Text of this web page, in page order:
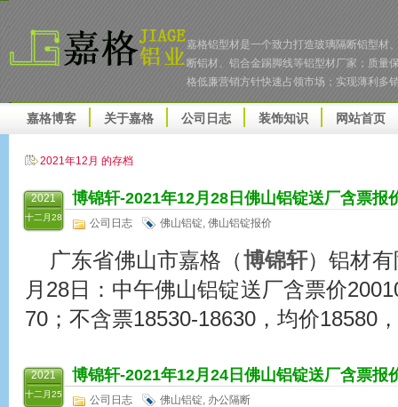
嘉格铝型材是一个致力打造玻璃隔断铝型材
断铝材、铝合金踢脚线等铝型材厂家；质量
格低廉营销方针快速占领市场；实现薄利多
嘉格博客 关于嘉格 公司日志 装饰知识 网站首页
2021年12月 的存档
2021
十二月28
博锦轩-2021年12月28日佛山铝锭送厂含票报
公司日志 佛山铝锭, 佛山铝锭报价
广东省佛山市嘉格（博锦轩）铝材
月28日：中午佛山铝锭送厂含票价
70；不含票18530-18630，均价18580
2021
十二月25
博锦轩-2021年12月24日佛山铝锭送厂含票报
公司日志 佛山铝锭, 办公隔断